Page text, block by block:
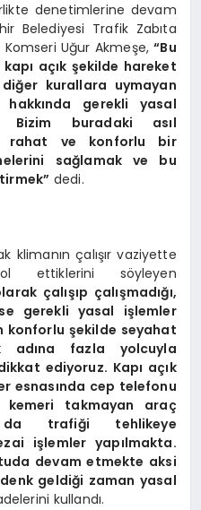
denetimlerine devam
Belediyesi Trafik Zabıta
Komseri Uğur Akmeşe,“Bu
açık şekilde hareket
kurallara uymayan
gerekli yasal
Bizim buradaki asıl
rahat ve konforlu bir
sağlamak ve bu
dedi.
klimanın çalışır vaziyette
ettiklerini söyleyen
çalışıp çalışmadığı,
gerekli yasal işlemler
konforlu şekilde seyahat
adına fazla yolcuyla
ediyoruz. Kapı açık
esnasında cep telefonu
takmayan araç
da trafiği tehlikeye
işlemler yapılmakta.
devam etmekte aksi
geldiği zaman yasal
kullandı.